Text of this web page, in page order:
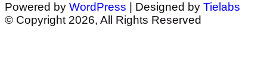
Powered by WordPress | Designed by Tielabs
© Copyright 2026, All Rights Reserved